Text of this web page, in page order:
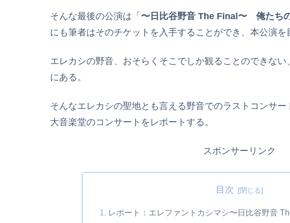
そんな最後の公演は「 〜日比谷野音 The Final〜 俺たち
にも筆者はそのチケットを入手することができ、本公演を
エレカシの野音、おそらくそこでしか観ることのできな
にある。
そんなエレカシの聖地とも言える野音でのラストコンサ
大音楽堂のコンサートをレポートする。
スポンサーリンク
目次
レポート：エレファントカシマシ〜日比谷野音